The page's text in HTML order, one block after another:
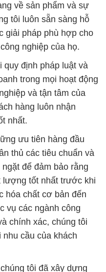
về sản phẩm và sự
tôi luôn sẵn sàng hỗ
giải pháp phù hợp cho
nghiệp của họ.
quy định pháp luật và
trong mọi hoạt động
và tận tâm của
hàng luôn nhận
nhất.
ưu tiên hàng đầu
thủ các tiêu chuẩn và
để đảm bảo rằng
lượng tốt nhất trước khi
hóa chất cơ bản đến
vụ các ngành công
chính xác, chúng tôi
nhu cầu của khách
tôi đã xây dựng